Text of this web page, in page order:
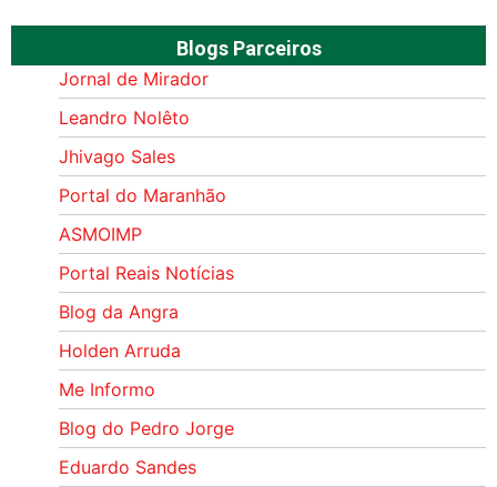
Blogs Parceiros
Jornal de Mirador
Leandro Nolêto
Jhivago Sales
Portal do Maranhão
ASMOIMP
Portal Reais Notí­cias
Blog da Angra
Holden Arruda
Me Informo
Blog do Pedro Jorge
Eduardo Sandes